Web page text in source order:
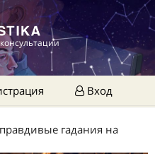
Вход
гадания на